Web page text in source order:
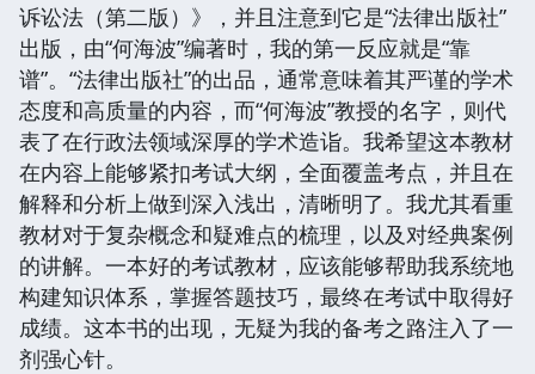
诉讼法（第二版）》，并且注意到它是“法律出版社”
出版，由“何海波”编著时，我的第一反应就是“靠
谱”。“法律出版社”的出品，通常意味着其严谨的学术
态度和高质量的内容，而“何海波”教授的名字，则代
表了在行政法领域深厚的学术造诣。我希望这本教材
在内容上能够紧扣考试大纲，全面覆盖考点，并且在
解释和分析上做到深入浅出，清晰明了。我尤其看重
教材对于复杂概念和疑难点的梳理，以及对经典案例
的讲解。一本好的考试教材，应该能够帮助我系统地
构建知识体系，掌握答题技巧，最终在考试中取得好
成绩。这本书的出现，无疑为我的备考之路注入了一
剂强心针。